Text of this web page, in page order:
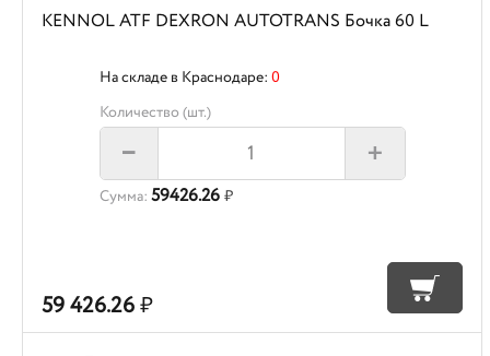
KENNOL ATF DEXRON AUTOTRANS Бочка 60 L
На складе в Краснодаре: 0
Количество (шт.)
– +
Сумма: 59426.26 ₽
59 426.26₽